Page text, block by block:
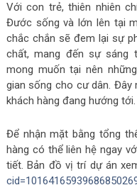
Với con trẻ, thiên nhiên
Đước sống và lớn lên tại
chắc chắn sẽ đem lại sự
chất, mang đến sự sáng
mong muốn tại nên
gian sống cho cư dân.
khách hàng đang hướng tới.
Để nhận mặt bằng tổng
hàng có thể liên hệ ngay
tiết. Bản đồ vị trí dự án